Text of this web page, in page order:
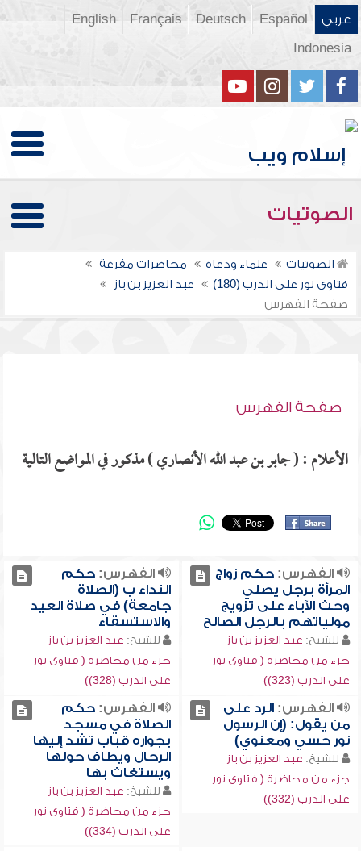
عربي Español
Deutsch
Français
English
Indonesia
الصوتيات
الصوتيات علماء ودعاة
محاضرات مفرغة
فتاوى نور على الدرب (180)
عبد العزيز بن باز
صفحة الفهرس
صفحة الفهرس
الأعلام : ( جابر بن عبد الله الأنصاري ) مذكور في المواضع التالية
الفهرس:حكم زواج
المرأة برجل يصلي
وحث الآباء على تزويج
مولياتهم بالرجل الصالح
للشيخ: عبد العزيز بن باز
جزء من محاضرة ( فتاوى نور
على الدرب (323))
الفهرس:حكم
النداء ب (الصلاة
جامعة) في صلاة العيد
والاستسقاء
للشيخ: عبد العزيز بن باز
جزء من محاضرة ( فتاوى نور
على الدرب (328))
الفهرس:الرد على
من يقول: (إن الرسول
نور حسي ومعنوي)
للشيخ: عبد العزيز بن باز
جزء من محاضرة ( فتاوى نور
على الدرب (332))
الفهرس:حكم
الصلاة في مسجد
بجواره قباب تشد إليها
الرحال ويطاف حولها
ويستغاث بها
للشيخ: عبد العزيز بن باز
جزء من محاضرة ( فتاوى نور
على الدرب (334))